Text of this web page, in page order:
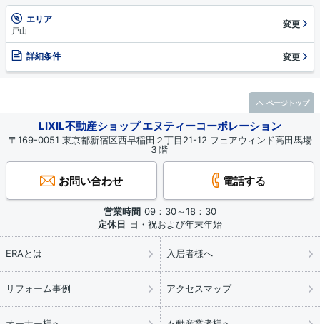
エリア
戸山
変更
詳細条件 変更
LIXIL不動産ショップ エヌティーコーポレーション
〒169-0051 東京都新宿区西早稲田２丁目21-12 フェアウィンド高田馬場
３階
お問い合わせ 電話する
営業時間 09：30～18：30
定休日 日・祝および年末年始
ERAとは 入居者様へ
リフォーム事例 アクセスマップ
ページトップ